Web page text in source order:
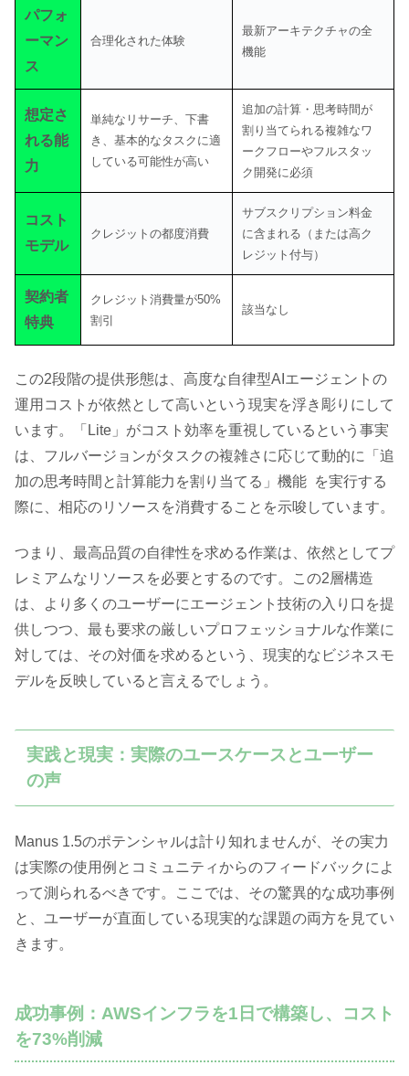
パフォ
ーマン
ス
合理化された体験
最新アーキテクチャの全
機能
想定さ
れる能
力
単純なリサーチ、下書
き、基本的なタスクに適
している可能性が高い
追加の計算・思考時間が
割り当てられる複雑なワ
ークフローやフルスタッ
ク開発に必須
コスト
モデル
クレジットの都度消費
サブスクリプション料金
に含まれる（または高ク
レジット付与）
契約者
特典
クレジット消費量が50%
割引
該当なし
この2段階の提供形態は、高度な自律型AIエージェントの
運用コストが依然として高いという現実を浮き彫りにして
います。「Lite」がコスト効率を重視しているという事実
は、フルバージョンがタスクの複雑さに応じて動的に「追
加の思考時間と計算能力を割り当てる」機能 を実行する
際に、相応のリソースを消費することを示唆しています。
つまり、最高品質の自律性を求める作業は、依然としてプ
レミアムなリソースを必要とするのです。この2層構造
は、より多くのユーザーにエージェント技術の入り口を提
供しつつ、最も要求の厳しいプロフェッショナルな作業に
対しては、その対価を求めるという、現実的なビジネスモ
デルを反映していると言えるでしょう。
実践と現実：実際のユースケースとユーザー
の声
Manus 1.5のポテンシャルは計り知れませんが、その実力
は実際の使用例とコミュニティからのフィードバックによ
って測られるべきです。ここでは、その驚異的な成功事例
と、ユーザーが直面している現実的な課題の両方を見てい
きます。
成功事例：AWSインフラを1日で構築し、コスト
を73%削減